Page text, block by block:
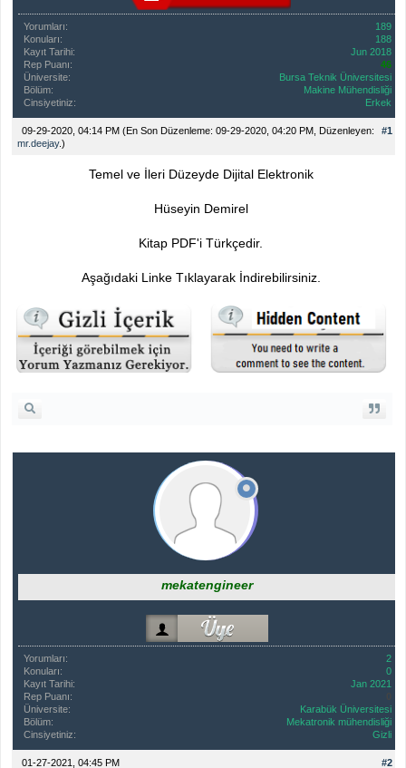
Yorumları:
189
Konuları:
188
Kayıt Tarihi:
Jun 2018
Rep Puanı:
46
Üniversite:
Bursa Teknik Üniversitesi
Bölüm:
Makine Mühendisliği
Cinsiyetiniz:
Erkek
#1
09-29-2020, 04:14 PM (En Son Düzenleme: 09-29-2020, 04:20 PM, Düzenleyen:
mr.deejay.)
Temel ve İleri Düzeyde Dijital Elektronik
Hüseyin Demirel
Kitap PDF'i Türkçedir.
Aşağıdaki Linke Tıklayarak İndirebilirsiniz.
mekatengineer
Yorumları:
2
Konuları:
0
Kayıt Tarihi:
Jan 2021
Rep Puanı:
Üniversite:
Karabük Üniversitesi
Bölüm:
Mekatronik mühendisliği
Cinsiyetiniz:
Gizli
#2
01-27-2021, 04:45 PM